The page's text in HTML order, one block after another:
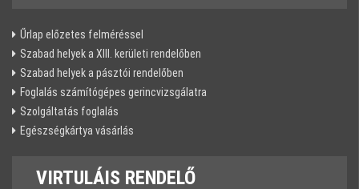
Űrlap előzetes felméréssel
Szabad helyek a XIII. kerületi rendelőben
Szabad helyek a pásztói rendelőben
Foglalás számítógépes gerincvizsgálatra
Szolgáltatás foglalás
Egészségkártya vásárlás
VIRTULÁIS RENDELŐ